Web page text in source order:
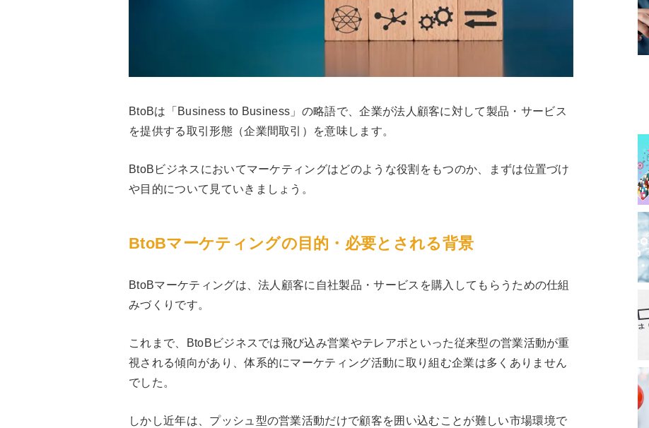
BtoBは「Business to Business」の略語で、企業が法人顧客に対して製品・サービス
を提供する取引形態（企業間取引）を意味します。
BtoBビジネスにおいてマーケティングはどのような役割をもつのか、まずは位置づけ
や目的について見ていきましょう。
BtoBマーケティングの目的・必要とされる背景
BtoBマーケティングは、法人顧客に自社製品・サービスを購入してもらうための仕組
みづくりです。
これまで、BtoBビジネスでは飛び込み営業やテレアポといった従来型の営業活動が重
視される傾向があり、体系的にマーケティング活動に取り組む企業は多くありません
でした。
しかし近年は、プッシュ型の営業活動だけで顧客を囲い込むことが難しい市場環境で